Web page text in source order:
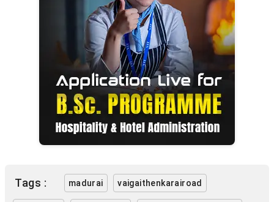
Tags : madurai vaigaithenkarairoad